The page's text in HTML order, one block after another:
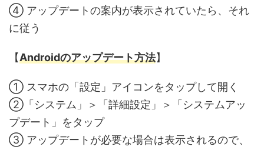
④ アップデートの案内が表示されていたら、それ
に従う
【Androidのアップデート方法】
① スマホの「設定」アイコンをタップして開く
②「システム」＞「詳細設定」＞「システムアッ
プデート」をタップ
③ アップデートが必要な場合は表示されるので、